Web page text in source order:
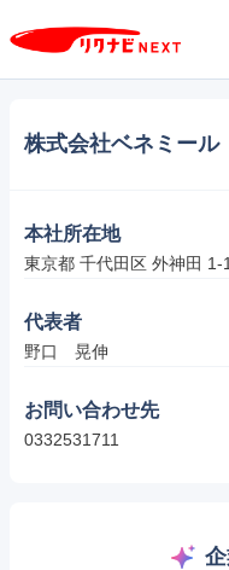
株式会社ベネミール
本社所在地
東京都 千代田区 外神田
代表者
野口　晃伸
お問い合わせ先
0332531711